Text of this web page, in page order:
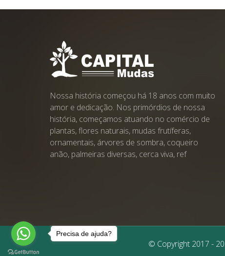
Nossa história começou há 18 anos com muito
amor e dedicação. Nos primórdios de nossa
história, começamos atuando no comércio de
plantas, flores naturais, mudas frutíferas,
ornamentais, árvores de sombra, coqueiro
anão, palmeiras diversas, cerca viva, ref
© Copyright 2017 -
Precisa de ajuda?